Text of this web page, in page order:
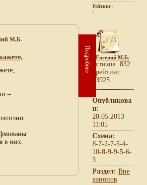
Рейтинг:
/
М.Б.
–
в них.
Подробнее Евгений М.Б.
cтихов: 832
рейтинг:
3925
Опубликова
н:
28.05.2013
11:05
Схема:
8-7-2-7-5-4-
10-8-9-9-5-6-
5
Раздел: Вне
канонов